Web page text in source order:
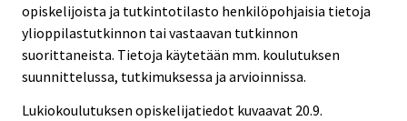
opiskelijoista ja tutkintotilasto henkilöpohjaisia tietoja
ylioppilastutkinnon tai vastaavan tutkinnon
suorittaneista. Tietoja käytetään mm. koulutuksen
suunnittelussa, tutkimuksessa ja arvioinnissa.
Lukiokoulutuksen opiskelijatiedot kuvaavat 20.9.